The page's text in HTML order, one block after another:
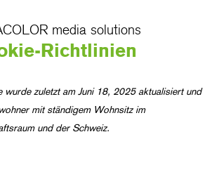
media solutions
Richtlinien
wurde zuletzt am Juni 18, 2025 aktualisiert und
mit ständigem Wohnsitz im
und der Schweiz.